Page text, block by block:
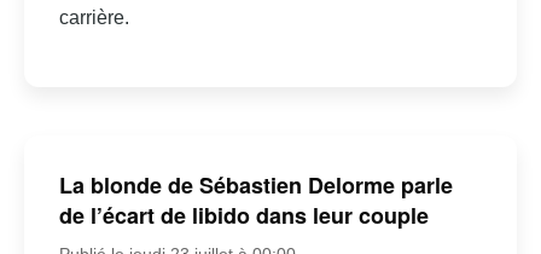
carrière.
La blonde de Sébastien Delorme parle
de l’écart de libido dans leur couple